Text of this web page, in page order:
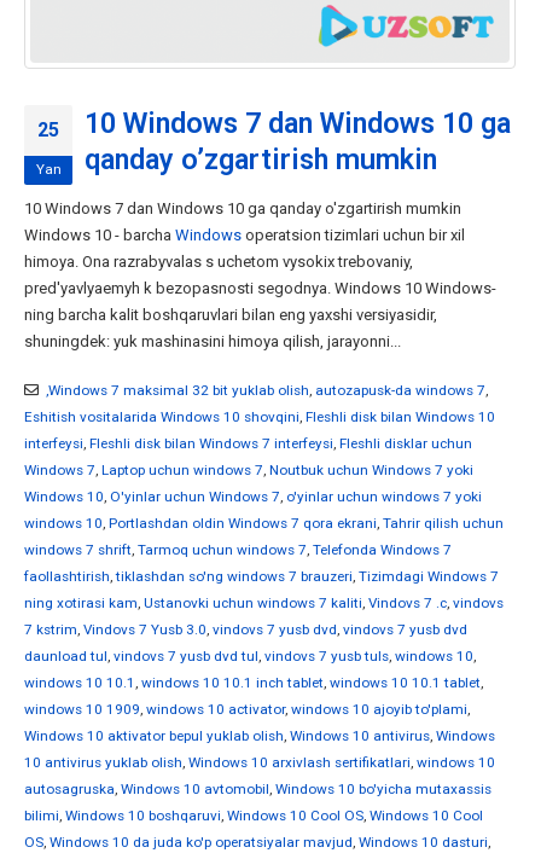
25
Yan
10 Windows 7 dan Windows 10 ga
qanday o’zgartirish mumkin
10 Windows 7 dan Windows 10 ga qanday o'zgartirish mumkin
Windows 10 - barcha Windows operatsion tizimlari uchun bir xil
himoya. Ona razrabyvalas s uchetom vysokix trebovaniy,
pred'yavlyaemyh k bezopasnosti segodnya. Windows 10 Windows-
ning barcha kalit boshqaruvlari bilan eng yaxshi versiyasidir,
shuningdek: yuk mashinasini himoya qilish, jarayonni...
,Windows 7 maksimal 32 bit yuklab olish, autozapusk-da windows 7,
Eshitish vositalarida Windows 10 shovqini, Fleshli disk bilan Windows 10
interfeysi, Fleshli disk bilan Windows 7 interfeysi, Fleshli disklar uchun
Windows 7, Laptop uchun windows 7, Noutbuk uchun Windows 7 yoki
Windows 10, O'yinlar uchun Windows 7, o'yinlar uchun windows 7 yoki
windows 10, Portlashdan oldin Windows 7 qora ekrani, Tahrir qilish uchun
windows 7 shrift, Tarmoq uchun windows 7, Telefonda Windows 7
faollashtirish,tiklashdan so'ng windows 7 brauzeri, Tizimdagi Windows 7
ning xotirasi kam, Ustanovki uchun windows 7 kaliti, Vindovs 7 .c, vindovs
7 kstrim, Vindovs 7 Yusb 3.0, vindovs 7 yusb dvd, vindovs 7 yusb dvd
daunload tul, vindovs 7 yusb dvd tul, vindovs 7 yusb tuls, windows 10,
windows 10 10.1 , windows 10 10.1 inch tablet, windows 10 10.1 tablet,
windows 10 1909, windows 10 activator, windows 10 ajoyib to'plami,
Windows 10 aktivator bepul yuklab olish, Windows 10 antivirus, Windows
10 antivirus yuklab olish, Windows 10 arxivlash sertifikatlari, windows 10
autosagruska, Windows 10 avtomobil, Windows 10 bo'yicha mutaxassis
bilimi, Windows 10 boshqaruvi, Windows 10 Cool OS, Windows 10 Cool
OS, Windows 10 da juda ko'p operatsiyalar mavjud, Windows 10 dasturi,